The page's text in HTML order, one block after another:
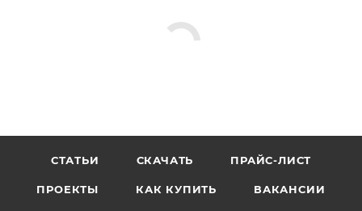
СТАТЬИ СКАЧАТЬ ПРАЙС-ЛИСТ
ПРОЕКТЫ КАК КУПИТЬ ВАКАНСИИ